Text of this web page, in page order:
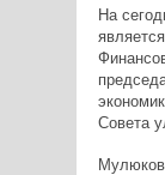
На
Совета
Мулюков